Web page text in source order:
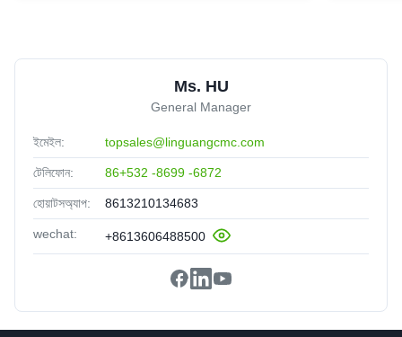
Ms. HU
General Manager
ইমেইল: topsales@linguangcmc.com
টেলিফোন: 86+532 -8699 -6872
হোয়াটসঅ্যাপ: 8613210134683
wechat: +8613606488500